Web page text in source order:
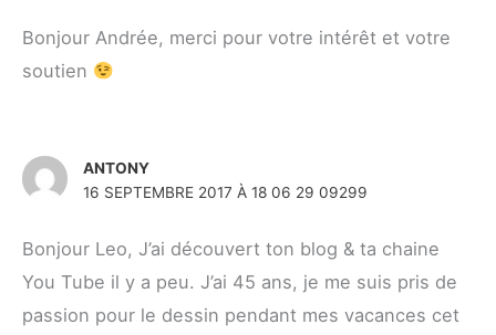
Bonjour Andrée, merci pour votre intérêt et votre
soutien
ANTONY
16 SEPTEMBRE 2017 À 18 06 29 09299
Bonjour Leo, J’ai découvert ton blog & ta chaine
You Tube il y a peu. J’ai 45 ans, je me suis pris de
passion pour le dessin pendant mes vacances cet